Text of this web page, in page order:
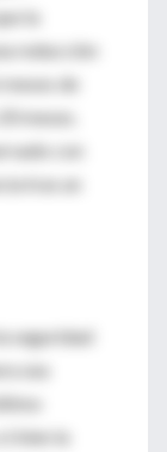
la
reducción
de
meses.
con
tras un
seguridad
sea
bien la